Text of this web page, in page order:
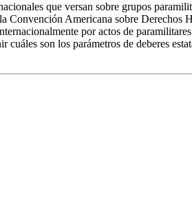
que versan sobre grupos
Convención Americana sobre
por actos de
son los parámetros de deberes